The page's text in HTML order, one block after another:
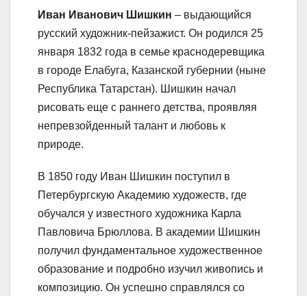
Иван Иванович Шишкин – выдающийся
русский художник-пейзажист. Он родился 25
января 1832 года в семье краснодеревщика
в городе Елабуга, Казанской губернии (ныне
Республика Татарстан). Шишкин начал
рисовать еще с раннего детства, проявляя
непревзойденный талант и любовь к
природе.
В 1850 году Иван Шишкин поступил в
Петербургскую Академию художеств, где
обучался у известного художника Карла
Павловича Брюллова. В академии Шишкин
получил фундаментальное художественное
образование и подробно изучил живопись и
композицию. Он успешно справлялся со